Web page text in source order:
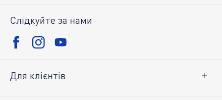
Слідкуйте за нами
Для клієнтів